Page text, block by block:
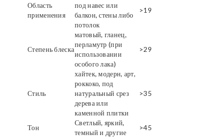
Область
применения
под навес или
балкон, стены либо
потолок
>19
Степень блеска
матовый, гланец,
перламутр (при
использовании
особого лака)
>29
Стиль
хайтек, модерн, арт,
роккоко, под
натуральный срез
дерева или
каменной плитки
>35
Тон
Светлый, яркий,
темный и другие
>45